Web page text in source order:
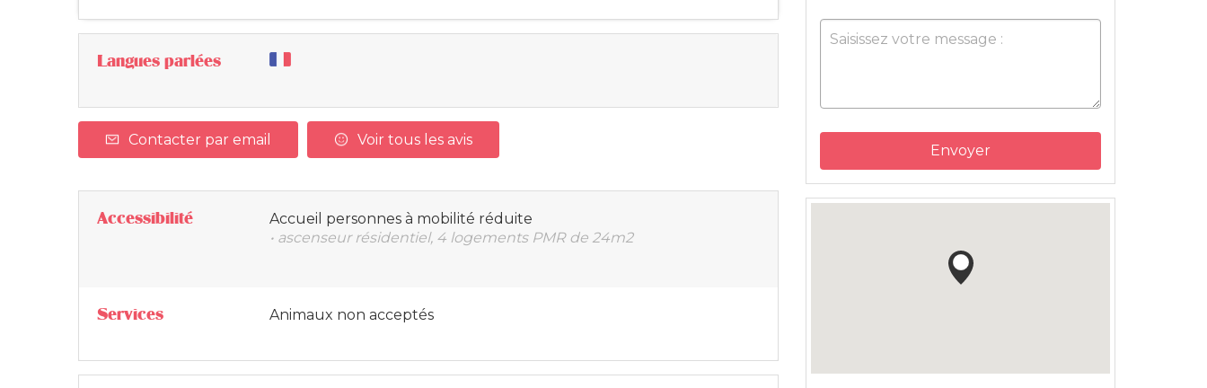
Langues parlées
Contacter par email Voir tous les avis
Accessibilité
Accueil personnes à mobilité réduite
• ascenseur résidentiel, 4 logements PMR de 24m2
Services Animaux non acceptés
Envoyer